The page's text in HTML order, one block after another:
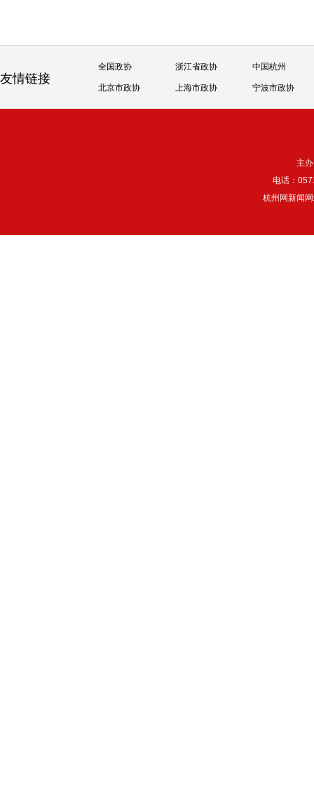
友情链接
全国政协 浙江省政协 中国杭州
北京市政协 上海市政协 宁波市政协
主
电话：
杭州网新闻